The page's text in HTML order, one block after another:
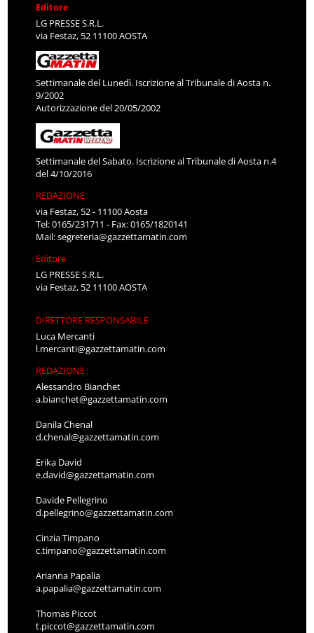
Editore
LG PRESSE S.R.L.
via Festaz, 52 11100 AOSTA
Settimanale del Lunedì. Iscrizione al Tribunale di Aosta n.
9/2002
Autorizzazione del 20/05/2002
Settimanale del Sabato. Iscrizione al Tribunale di Aosta n.4
del 4/10/2016
REDAZIONE
via Festaz, 52 - 11100 Aosta
Tel: 0165/231711 - Fax: 0165/1820141
Mail:segreteria@gazzettamatin.com
Editore
LG PRESSE S.R.L.
via Festaz, 52 11100 AOSTA
DIRETTORE RESPONSABILE
Luca Mercanti
l.mercanti@gazzettamatin.com
REDAZIONE
Alessandro Bianchet
a.bianchet@gazzettamatin.com
Danila Chenal
d.chenal@gazzettamatin.com
Erika David
e.david@gazzettamatin.com
Davide Pellegrino
d.pellegrino@gazzettamatin.com
Cinzia Timpano
c.timpano@gazzettamatin.com
Arianna Papalia
a.papalia@gazzettamatin.com
Thomas Piccot
t.piccot@gazzettamatin.com